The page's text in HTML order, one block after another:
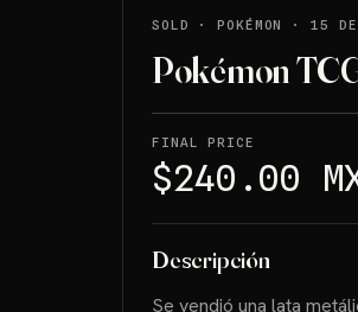
SOLD ·POKÉMON · 15
Pokémon
FINAL PRICE
$240.00
Descripción
Se vendió una lata